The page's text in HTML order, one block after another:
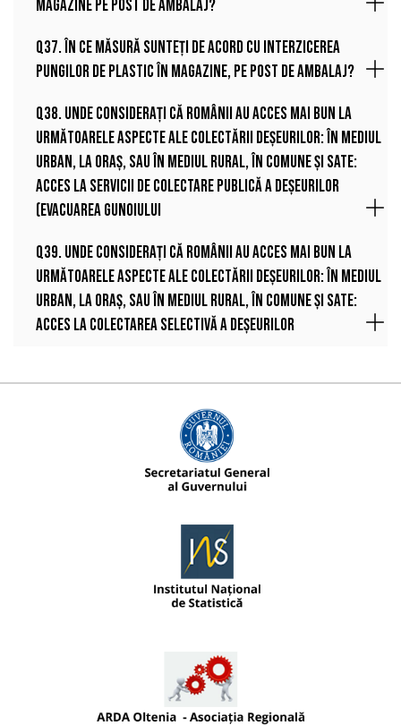
magazine pe post de ambalaj?
Q37. În ce măsură sunteți de acord cu interzicerea
pungilor de plastic în magazine, pe post de ambalaj?
Q38. Unde considerați că românii au acces mai bun la
următoarele aspecte ale colectării deșeurilor: în mediul
urban, la oraș, sau în mediul rural, în comune și sate:
Acces la servicii de colectare publică a deșeurilor
(evacuarea gunoiului
Q39. Unde considerați că românii au acces mai bun la
următoarele aspecte ale colectării deșeurilor: în mediul
urban, la oraș, sau în mediul rural, în comune și sate:
Acces la colectarea selectivă a deșeurilor